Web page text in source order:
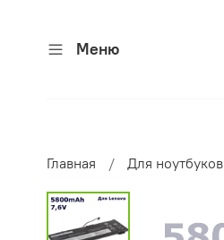
Меню
Главная Для ноутбуков